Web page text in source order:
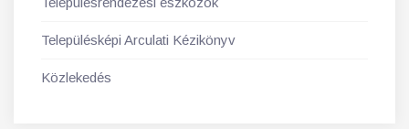
Településképi Arculati Kézikönyv
Közlekedés